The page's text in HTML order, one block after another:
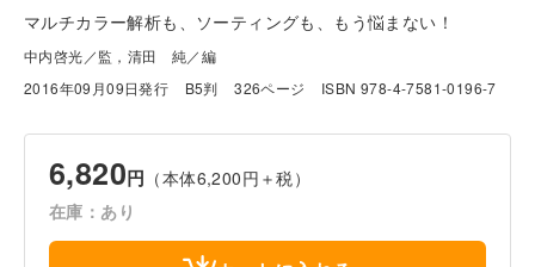
マルチカラー解析も、ソーティングも、もう悩まない！
中内啓光／監，清田 純／編
2016年09月09日発行
B5判 326ページ ISBN 978-4-7581-0196-7
6,820円 （本体6,200円＋税）
在庫：あり